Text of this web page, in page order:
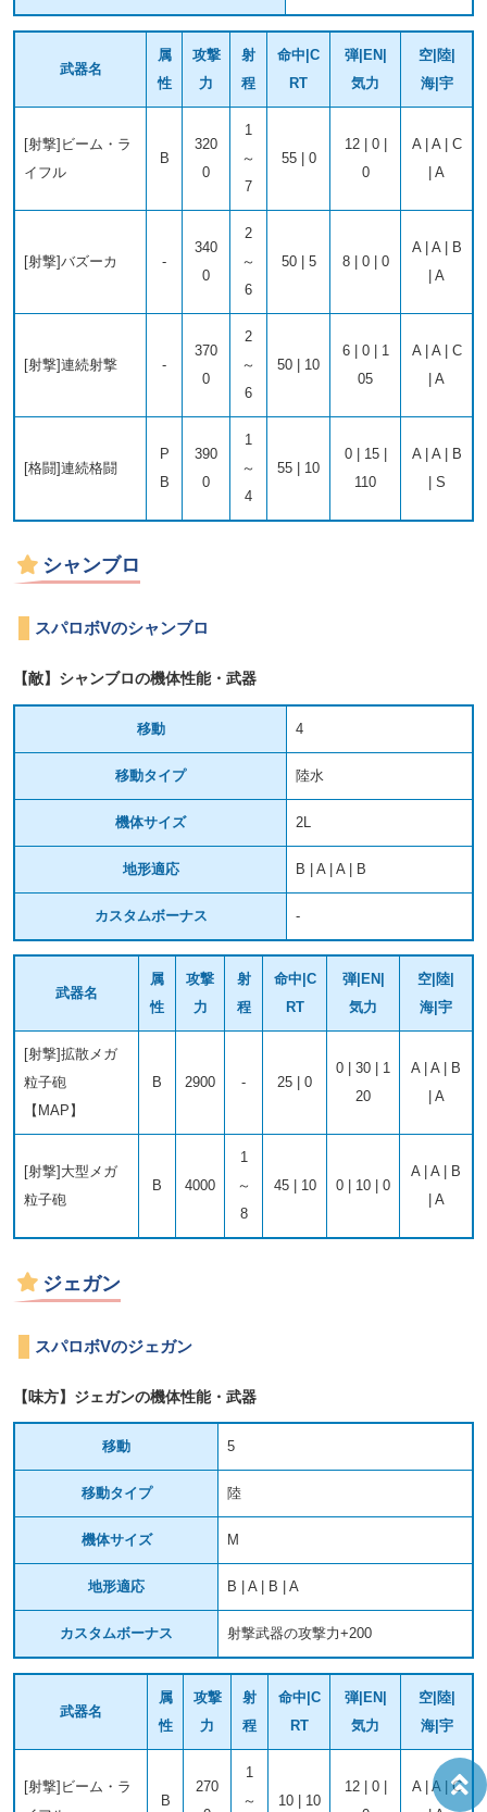
武器名
属
性
攻撃
力
射
程
命中|C
RT
弾|EN|
気力
空|陸|
海|宇
[射撃]ビーム・ラ
イフル
B
320
0
1
～
7
55 | 0
12 | 0 |
0
A | A | C
| A
[射撃]バズーカ -
340
0
2
～
6
50 | 5 8 | 0 | 0
A | A | B
| A
[射撃]連続射撃 -
370
0
2
～
6
50 | 10
6 | 0 | 1
05
A | A | C
| A
[格闘]連続格闘
P
B
390
0
1
～
4
55 | 10
0 | 15 |
110
A | A | B
| S
シャンブロ
スパロボVのシャンブロ
【敵】シャンブロの機体性能・武器
移動 4
移動タイプ 陸水
機体サイズ 2L
地形適応 B | A | A | B
カスタムボーナス -
武器名
属
性
攻撃
力
射
程
命中|C
RT
弾|EN|
気力
空|陸|
海|宇
[射撃]拡散メガ
粒子砲
【MAP】
B 2900 - 25 | 0
0 | 30 | 1
20
A | A | B
| A
[射撃]大型メガ
粒子砲
B 4000
1
～
8
45 | 10 0 | 10 | 0
A | A | B
| A
ジェガン
スパロボVのジェガン
【味方】ジェガンの機体性能・武器
移動 5
移動タイプ 陸
機体サイズ M
地形適応 B | A | B | A
カスタムボーナス 射撃武器の攻撃力+200
武器名
属
性
攻撃
力
射
程
命中|C
RT
弾|EN|
気力
空|陸|
海|宇
[射撃]ビーム・ラ
B
270
1
～
10 | 10
12 | 0 |
A | A | C